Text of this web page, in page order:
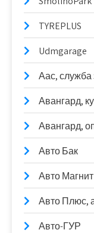
TYREPLUS
Udmgarage
Аас, служба
Авангард,
Авангард,
Авто Бак
Авто Магнит
Авто Плюс,
Авто-ГУР